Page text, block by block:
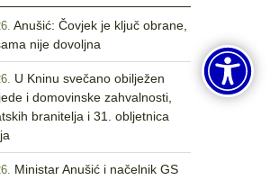
Anušić: Čovjek je ključ obrane,
nije dovoljna
U Kninu svečano obilježen
i domovinske zahvalnosti,
branitelja i 31. obljetnica
Ministar Anušić i načelnik GS